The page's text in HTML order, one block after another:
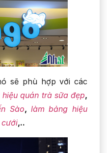
sẽ phù hợp với các
hiệu quán trà sữa đẹp,
Sào, làm bảng hiệu
cưới,..